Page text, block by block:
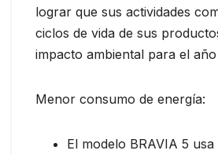
lograr que sus actividades
ciclos de vida de sus
impacto ambiental para el
Menor consumo de energía:
El modelo BRAVIA 5 usa